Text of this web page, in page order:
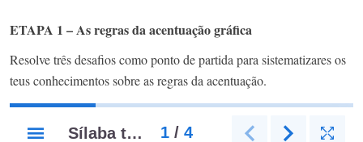
ETAPA 1 – As regras da acentuação gráfica
Resolve três desafios como ponto de partida para sistematizares os
teus conhecimentos sobre as regras da acentuação.